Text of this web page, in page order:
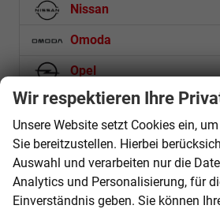
Nissan
Omoda
Opel
Peugeot
Porsche
Seat
Skoda
Wir respektieren Ihre
Unsere Website setzt Cookies ein,
Sie bereitzustellen. Hierbei
Auswahl und verarbeiten nur die
Analytics und Personalisierung, für
Einverständnis geben. Sie können